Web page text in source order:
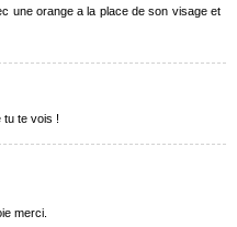
une orange a la place de son visage et
tu te vois !
merci.